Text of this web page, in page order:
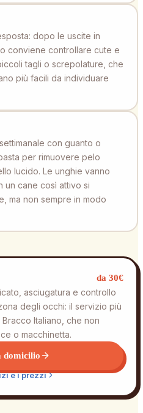
dopo le uscite in
conviene controllare cute e
tagli o screpolature, che
più facili da individuare
con guanto o
per rimuovere pelo
lucido. Le unghie vanno
un cane così attivo si
ma non sempre in modo
da 30€
asciugatura e controllo
degli occhi: il servizio più
Italiano, che non
o macchinetta.
domicilio
e i prezzi